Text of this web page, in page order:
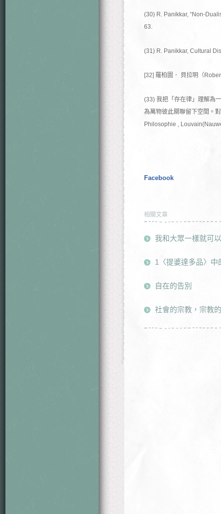
(30) R. Panikkar, “Non-
63.
(31) R. Panikkar, Cultural
[32] 羅柏圖． 貝拉明（
(33) 我把「存在律」理解為
為萬物彼此關聯留下空間。
Philosophie ,
Facebook
相關文章
我和大眾一樣就可
1〈提婆達多品〉中
自在的告別
社會的宗教，宗教